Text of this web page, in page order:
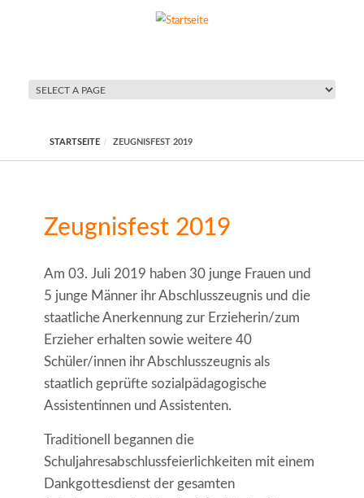
STARTSEITE ZEUGNISFEST 2019
Zeugnisfest 2019
Am 03. Juli 2019 haben 30 junge Frauen und
5 junge Männer ihr Abschlusszeugnis und die
staatliche Anerkennung zur Erzieherin/zum
Erzieher erhalten sowie weitere 40
Schüler/innen ihr Abschlusszeugnis als
staatlich geprüfte sozialpädagogische
Assistentinnen und Assistenten.
Traditionell begannen die
Schuljahresabschlussfeierlichkeiten mit einem
Dankgottesdienst der gesamten